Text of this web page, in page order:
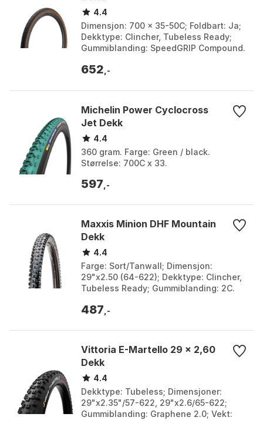
4.4
Dimensjon: 700 x 35-50C; Foldbart: Ja;
Dekktype: Clincher, Tubeless Ready;
Gummiblanding: SpeedGRIP Compound.
Farge: Brun.
652 ,-
Michelin Power Cyclocross
Jet Dekk
4.4
360 gram. Farge: Green / black.
Størrelse: 700C x 33.
597 ,-
Maxxis Minion DHF Mountain
Dekk
4.4
Farge: Sort/Tanwall; Dimensjon:
29"x2.50 (64-622); Dekktype: Clincher,
Tubeless Ready; Gummiblanding: 2C.
x 2.50, 27.5"...
487 ,-
Vittoria E-Martello 29 x 2,60
Dekk
4.4
Dekktype: Tubeless; Dimensjoner:
29"x2.35"/57-622, 29"x2.6/65-622;
Gummiblanding: Graphene 2.0; Vekt: